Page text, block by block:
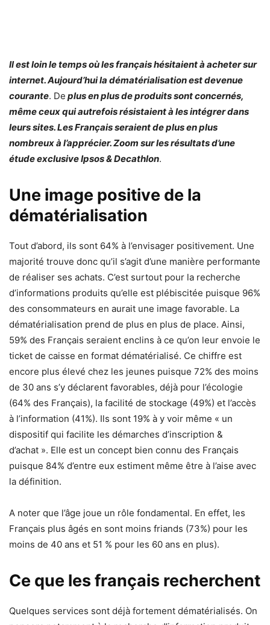
Il est loin le temps où les français hésitaient à acheter sur
internet. Aujourd’hui la dématérialisation est devenue
courante. De plus en plus de produits sont concernés,
même ceux qui autrefois résistaient à les intégrer dans
leurs sites. Les Français seraient de plus en plus
nombreux à l’apprécier. Zoom sur les résultats d’une
étude exclusive Ipsos & Decathlon.
Une image positive de la
dématérialisation
Tout d’abord, ils sont 64% à l’envisager positivement. Une
majorité trouve donc qu’il s’agit d’une manière performante
de réaliser ses achats. C’est surtout pour la recherche
d’informations produits qu’elle est plébiscitée puisque 96%
des consommateurs en aurait une image favorable. La
dématérialisation prend de plus en plus de place. Ainsi,
59% des Français seraient enclins à ce qu’on leur envoie le
ticket de caisse en format dématérialisé. Ce chiffre est
encore plus élevé chez les jeunes puisque 72% des moins
de 30 ans s’y déclarent favorables, déjà pour l’écologie
(64% des Français), la facilité de stockage (49%) et l’accès
à l’information (41%). Ils sont 19% à y voir même « un
dispositif qui facilite les démarches d’inscription &
d’achat ». Elle est un concept bien connu des Français
puisque 84% d’entre eux estiment même être à l’aise avec
la définition.
A noter que l’âge joue un rôle fondamental. En effet, les
Français plus âgés en sont moins friands (73%) pour les
moins de 40 ans et 51 % pour les 60 ans en plus).
Ce que les français recherchent
Quelques services sont déjà fortement dématérialisés. On